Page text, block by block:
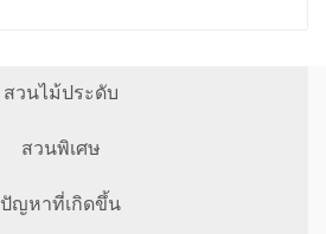
สวนไม้ประดับ
สวนพิเศษ
ปัญหาที่เกิดขึ้น